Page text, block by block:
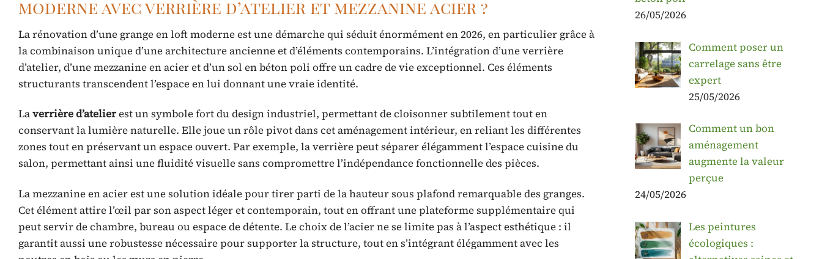
moderne avec verrière d’atelier et mezzanine acier ?
La rénovation d’une grange en loft moderne est une démarche qui séduit énormément en 2026, en particulier grâce à
la combinaison unique d’une architecture ancienne et d’éléments contemporains. L’intégration d’une verrière
d’atelier, d’une mezzanine en acier et d’un sol en béton poli offre un cadre de vie exceptionnel. Ces éléments
structurants transcendent l’espace en lui donnant une vraie identité.
Laverrière d’atelierest un symbole fort du design industriel, permettant de cloisonner subtilement tout en
conservant la lumière naturelle. Elle joue un rôle pivot dans cet aménagement intérieur, en reliant les différentes
zones tout en préservant un espace ouvert. Par exemple, la verrière peut séparer élégamment l’espace cuisine du
salon, permettant ainsi une fluidité visuelle sans compromettre l’indépendance fonctionnelle des pièces.
La mezzanine en acier est une solution idéale pour tirer parti de la hauteur sous plafond remarquable des granges.
Cet élément attire l’œil par son aspect léger et contemporain, tout en offrant une plateforme supplémentaire qui
peut servir de chambre, bureau ou espace de détente. Le choix de l’acier ne se limite pas à l’aspect esthétique : il
garantit aussi une robustesse nécessaire pour supporter la structure, tout en s’intégrant élégamment avec les
26/05/2026
Comment poser un
carrelage sans être
expert
25/05/2026
Comment un bon
aménagement
augmente la valeur
perçue
24/05/2026
Les peintures
écologiques :